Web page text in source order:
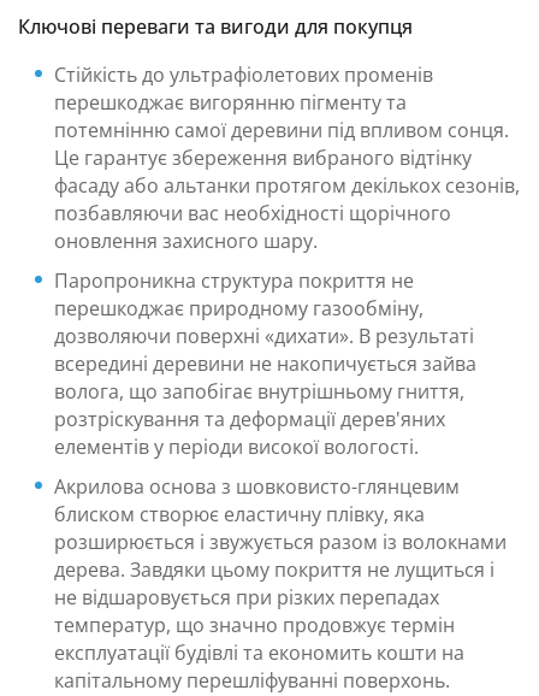
Ключові переваги та вигоди для покупця
Стійкість до ультрафіолетових променів
перешкоджає вигорянню пігменту та
потемнінню самої деревини під впливом сонця.
Це гарантує збереження вибраного відтінку
фасаду або альтанки протягом декількох сезонів,
позбавляючи вас необхідності щорічного
оновлення захисного шару.
Паропроникна структура покриття не
перешкоджає природному газообміну,
дозволяючи поверхні «дихати». В результаті
всередині деревини не накопичується зайва
волога, що запобігає внутрішньому гниття,
розтріскування та деформації дерев'яних
елементів у періоди високої вологості.
Акрилова основа з шовковисто-глянцевим
блиском створює еластичну плівку, яка
розширюється і звужується разом із волокнами
дерева. Завдяки цьому покриття не лущиться і
не відшаровується при різких перепадах
температур, що значно продовжує термін
експлуатації будівлі та економить кошти на
капітальному перешліфуванні поверхонь.